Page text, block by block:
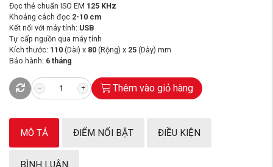
Đọc thẻ chuẩn ISO EM 125 KHz
Khoảng cách đọc 2-10 cm
Kết nối với máy tính: USB
Tự cấp nguồn qua máy tính
Kích thước: 110 (Dài) x 80 (Rộng) x 25 (Dày) mm
Bảo hành: 6 tháng
Thêm vào giỏ hàng
MÔ TẢ ĐIỂM NỔI BẬT ĐIỀU KIỆN
BÌNH LUẬN